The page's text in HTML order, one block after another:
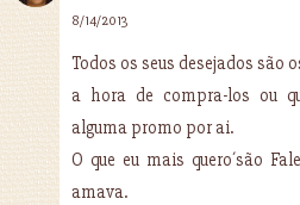
8/14/2013
Todos os seus desejados são
a hora de compra-los ou
alguma promo por ai.
O que eu mais quero´são
amava.